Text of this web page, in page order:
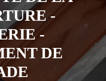
-
-
DE